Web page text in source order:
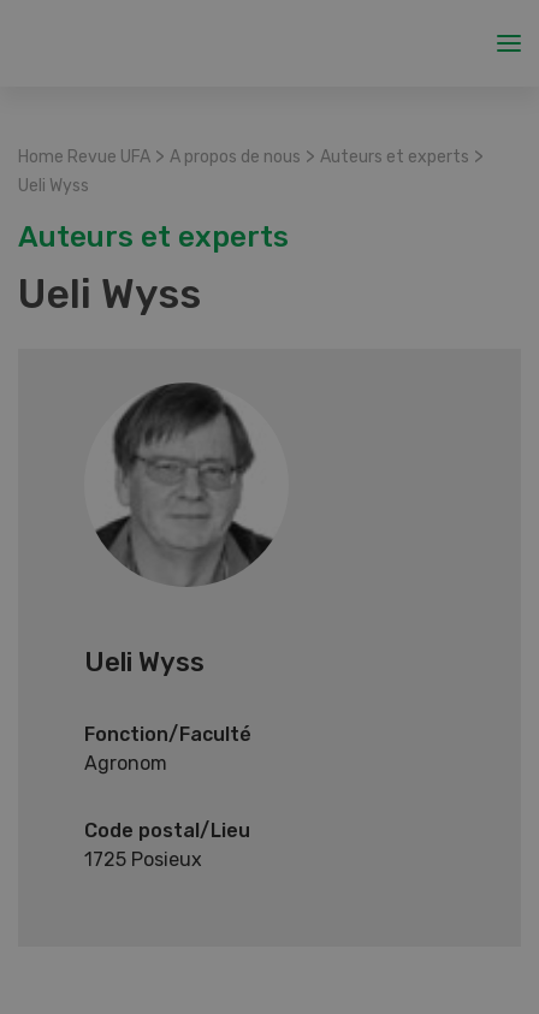
Home Revue UFA > A propos de nous > Auteurs et experts >
Ueli Wyss
Auteurs et experts
Ueli Wyss
Ueli Wyss
Fonction/Faculté
Agronom
Code postal/Lieu
1725 Posieux